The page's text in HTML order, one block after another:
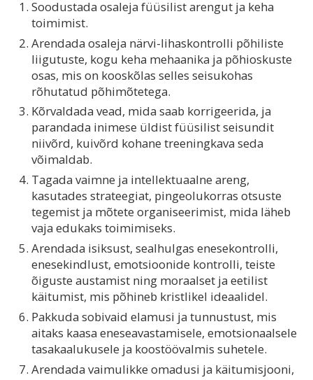
Soodustada osaleja füüsilist arengut ja keha
toimimist.
Arendada osaleja närvi-lihaskontrolli põhiliste
liigutuste, kogu keha mehaanika ja põhioskuste
osas, mis on kooskõlas selles seisukohas
rõhutatud põhimõtetega.
Kõrvaldada vead, mida saab korrigeerida, ja
parandada inimese üldist füüsilist seisundit
niivõrd, kuivõrd kohane treeningkava seda
võimaldab.
Tagada vaimne ja intellektuaalne areng,
kasutades strateegiat, pingeolukorras otsuste
tegemist ja mõtete organiseerimist, mida läheb
vaja edukaks toimimiseks.
Arendada isiksust, sealhulgas enesekontrolli,
enesekindlust, emotsioonide kontrolli, teiste
õiguste austamist ning moraalset ja eetilist
käitumist, mis põhineb kristlikel ideaalidel.
Pakkuda sobivaid elamusi ja tunnustust, mis
aitaks kaasa eneseavastamisele, emotsionaalsele
tasakaalukusele ja koostöövalmis suhetele.
Arendada vaimulikke omadusi ja käitumisjooni,